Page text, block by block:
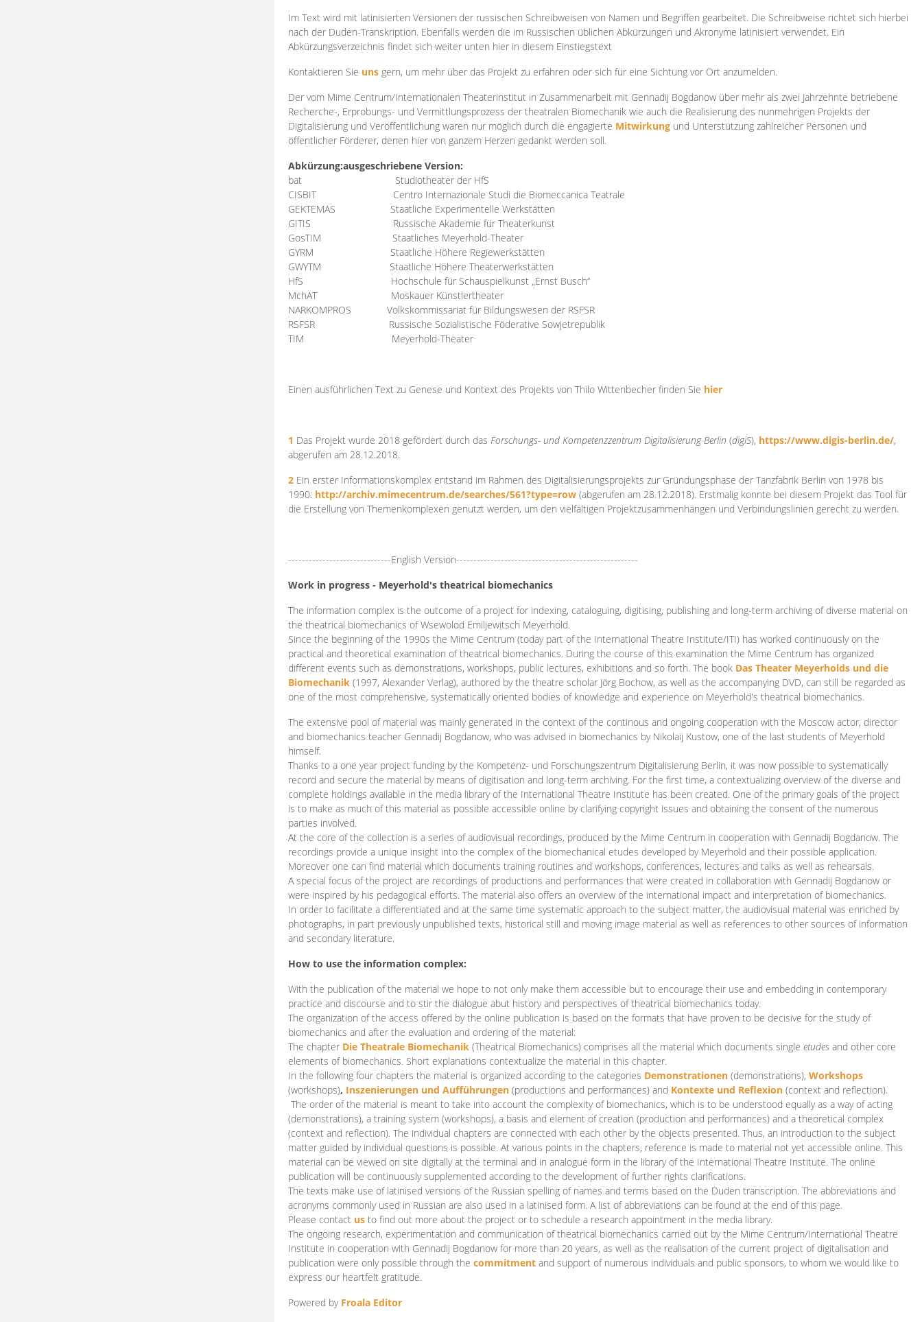
Im Text wird mit latinisierten Versionen der russischen Schreibweisen von Namen und Begriffen gearbeitet. Die Schreibweise richtet sich hierbei
nach der Duden-Transkription. Ebenfalls werden die im Russischen üblichen Abkürzungen und Akronyme latinisiert verwendet. Ein
Abkürzungsverzeichnis findet sich weiter unten hier in diesem Einstiegstext
Kontaktieren Sie uns gern, um mehr über das Projekt zu erfahren oder sich für eine Sichtung vor Ort anzumelden.
Der vom Mime Centrum/Internationalen Theaterinstitut in Zusammenarbeit mit Gennadij Bogdanow über mehr als zwei Jahrzehnte betriebene
Recherche-, Erprobungs- und Vermittlungsprozess der theatralen Biomechanik wie auch die Realisierung des nunmehrigen Projekts der
Digitalisierung und Veröffentlichung waren nur möglich durch die engagierte Mitwirkung und Unterstützung zahlreicher Personen und
öffentlicher Förderer, denen hier von ganzem Herzen gedankt werden soll.
Abkürzung:ausgeschriebene Version:
bat
Studiotheater der HfS
CISBIT
Centro Internazionale Studi die Biomeccanica Teatrale
GEKTEMAS
Staatliche Experimentelle Werkstätten
GITIS
Russische Akademie für Theaterkunst
GosTIM
Staatliches Meyerhold-Theater
GYRM
Staatliche Höhere Regiewerkstätten
GWYTM
Staatliche Höhere Theaterwerkstätten
HfS
Hochschule für Schauspielkunst „Ernst Busch“
MchAT
Moskauer Künstlertheater
NARKOMPROS
Volkskommissariat für Bildungswesen der RSFSR
RSFSR
Russische Sozialistische Föderative Sowjetrepublik
TIM Meyerhold-Theater
Einen ausführlichen Text zu Genese und Kontext des Projekts von Thilo Wittenbecher finden Sie hier
1 Das Projekt wurde 2018 gefördert durch das Forschungs- und Kompetenzzentrum DigitalisierungBerlin (digiS), https://www.digis-berlin.de/,
abgerufen am 28.12.2018.
2 Ein erster Informationskomplex entstand im Rahmen des Digitalisierungsprojekts zur Gründungsphase der Tanzfabrik Berlin von 1978 bis
1990: http://archiv.mimecentrum.de/searches/561?type=row (abgerufen am 28.12.2018). Erstmalig konnte bei diesem Projekt das Tool für
die Erstellung von Themenkomplexen genutzt werden, um den vielfältigen Projektzusammenhängen und Verbindungslinien gerecht zu werden.
------------------------------English Version-----------------------------------------------------
Work in progress - Meyerhold's theatrical biomechanics
The information complex is the outcome of a project for indexing, cataloguing, digitising, publishing and long-term archiving of diverse material on
the theatrical biomechanics of Wsewolod Emiljewitsch Meyerhold.
Since the beginning of the 1990s the Mime Centrum (today part of the International Theatre Institute/ITI) has worked continuously on the
practical and theoretical examination of theatrical biomechanics. During the course of this examination the Mime Centrum has organized
different events such as demonstrations, workshops, public lectures, exhibitions and so forth. The book Das Theater Meyerholds und die
Biomechanik (1997, Alexander Verlag), authored by the theatre scholar Jörg Bochow, as well as the accompanying DVD, can still be regarded as
one of the most comprehensive, systematically oriented bodies of knowledge and experience on Meyerhold's theatrical biomechanics.
The extensive pool of material was mainly generated in the context of the continous and ongoing cooperation with the Moscow actor, director
and biomechanics teacher Gennadij Bogdanow, who was advised in biomechanics by Nikolaij Kustow, one of the last students of Meyerhold
himself.
Thanks to a one year project funding by the Kompetenz- und Forschungszentrum Digitalisierung Berlin, it was now possible to systematically
record and secure the material by means of digitisation and long-term archiving. For the first time, a contextualizing overview of the diverse and
complete holdings available in the media library of the International Theatre Institute has been created. One of the primary goals of the project
is to make as much of this material as possible accessible online by clarifying copyright issues and obtaining the consent of the numerous
parties involved.
At the core of the collection is a series of audiovisual recordings, produced by the Mime Centrum in cooperation with Gennadij Bogdanow. The
recordings provide a unique insight into the complex of the biomechanical etudes developed by Meyerhold and their possible application.
Moreover one can find material which documents training routines and workshops, conferences, lectures and talks as well as rehearsals.
A special focus of the project are recordings of productions and performances that were created in collaboration with Gennadij Bogdanow or
were inspired by his pedagogical efforts. The material also offers an overview of the international impact and interpretation of biomechanics.
In order to facilitate a differentiated and at the same time systematic approach to the subject matter, the audiovisual material was enriched by
photographs, in part previously unpublished texts, historical still and moving image material as well as references to other sources of information
and secondary literature.
How to use the information complex:
With the publication of the material we hope to not only make them accessible but to encourage their use and embedding in contemporary
practice and discourse and to stir the dialogue abut history and perspectives of theatrical biomechanics today.
The organization of the access offered by the online publication is based on the formats that have proven to be decisive for the study of
biomechanics and after the evaluation and ordering of the material:
The chapter Die Theatrale Biomechanik (Theatrical Biomechanics) comprises all the material which documents single etudes and other core
elements of biomechanics. Short explanations contextualize the material in this chapter.
In the following four chapters the material is organized according to the categories Demonstrationen (demonstrations), Workshops
(workshops), Inszenierungen und Aufführungen (productions and performances) and Kontexte und Reflexion (context and reflection).
The order of the material is meant to take into account the complexity of biomechanics, which is to be understood equally as a way of acting
(demonstrations), a training system (workshops), a basis and element of creation (production and performances) and a theoretical complex
(context and reflection). The individual chapters are connected with each other by the objects presented. Thus, an introduction to the subject
matter guided by individual questions is possible. At various points in the chapters, reference is made to material not yet accessible online. This
material can be viewed on site digitally at the terminal and in analogue form in the library of the International Theatre Institute. The online
publication will be continuously supplemented according to the development of further rights clarifications.
The texts make use of latinised versions of the Russian spelling of names and terms based on the Duden transcription. The abbreviations and
acronyms commonly used in Russian are also used in a latinised form. A list of abbreviations can be found at the end of this page.
Please contact us to find out more about the project or to schedule a research appointment in the media library.
The ongoing research, experimentation and communication of theatrical biomechanics carried out by the Mime Centrum/International Theatre
Institute in cooperation with Gennadij Bogdanow for more than 20 years, as well as the realisation of the current project of digitalisation and
publication were only possible through the commitment and support of numerous individuals and public sponsors, to whom we would like to
express our heartfelt gratitude.
Powered by Froala Editor